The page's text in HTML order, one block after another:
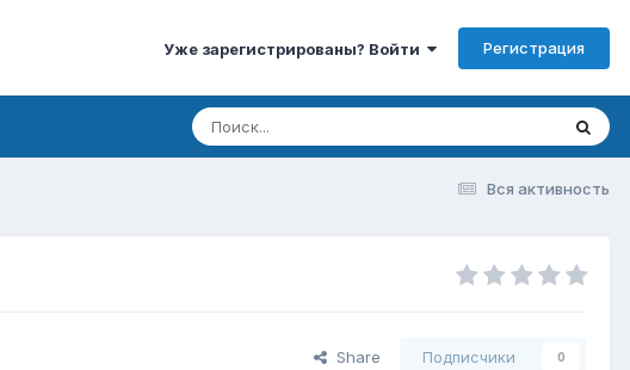
Уже зарегистрированы? Войти Регистрация
Вся активность
Share Подписчики 0